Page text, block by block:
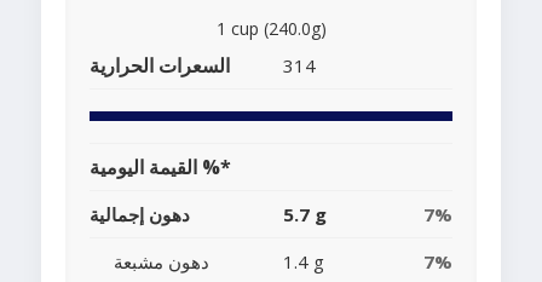
1 cup (240.0g)
السعرات الحرارية 314
القيمة اليومية %*
دهون إجمالية 5.7 g
7%
دهون مشبعة
1.4 g
7%